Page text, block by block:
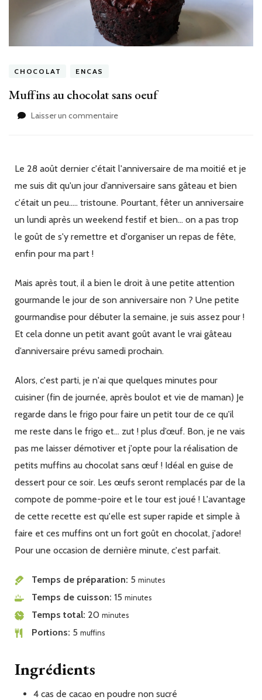
CHOCOLAT ENCAS
Muffins au chocolat sans oeuf
Laisser un commentairesur
sans
Le 28 août dernier c'était l'anniversaire de ma moitié et je
me suis dit qu'un jour d’anniversaire sans gâteau et bien
c'était un peu..... tristoune. Pourtant, fêter un anniversaire
un lundi après un weekend festif et bien... on a pas trop
le goût de s'y remettre et d'organiser un repas de fête,
enfin pour ma part !
Mais après tout, il a bien le droit à une petite attention
gourmande le jour de son anniversaire non ? Une petite
gourmandise pour débuter la semaine, je suis assez pour !
Et cela donne un petit avant goût avant le vrai gâteau
d’anniversaire prévu samedi prochain.
Alors, c'est parti, je n'ai que quelques minutes pour
cuisiner (fin de journée, après boulot et vie de maman) Je
regarde dans le frigo pour faire un petit tour de ce qu'il
me reste dans le frigo et... zut ! plus d’œuf. Bon, je ne vais
pas me laisser démotiver et j'opte pour la réalisation de
petits muffins au chocolat sans œuf ! Idéal en guise de
dessert pour ce soir. Les œufs seront remplacés par de la
compote de pomme-poire et le tour est joué ! L'avantage
de cette recette est qu'elle est super rapide et simple à
faire et ces muffins ont un fort goût en chocolat, j'adore!
Pour une occasion de dernière minute, c'est parfait.
Temps de préparation 5 minutes
Temps de cuisson 15 minutes
Temps total 20 minutes
Portions 5 muffins
Ingrédients
4 cas de cacao en poudre non sucré